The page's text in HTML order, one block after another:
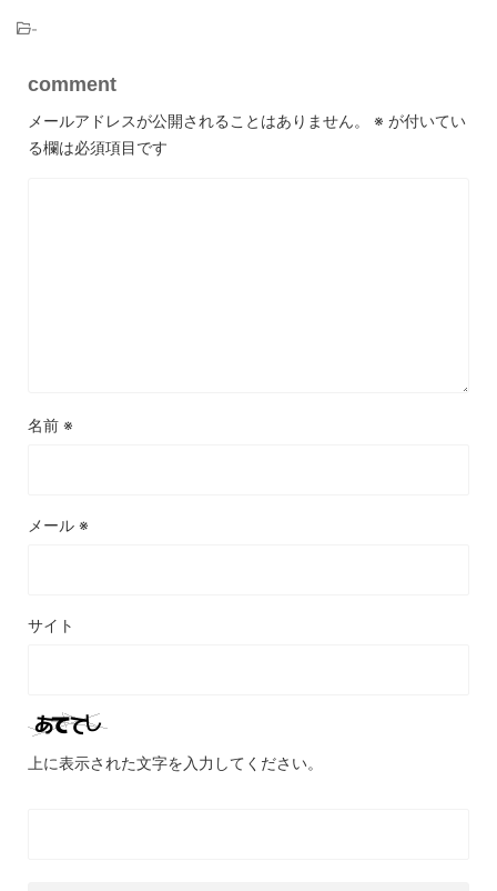
-
comment
メールアドレスが公開されることはありません。 ※ が付いてい
る欄は必須項目です
名前 ※
メール ※
サイト
上に表示された文字を入力してください。